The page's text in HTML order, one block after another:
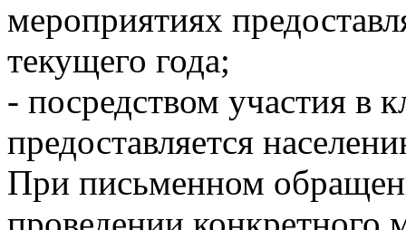
мероприятиях
текущего года;
- посредством участия в
предоставляется
При письменном